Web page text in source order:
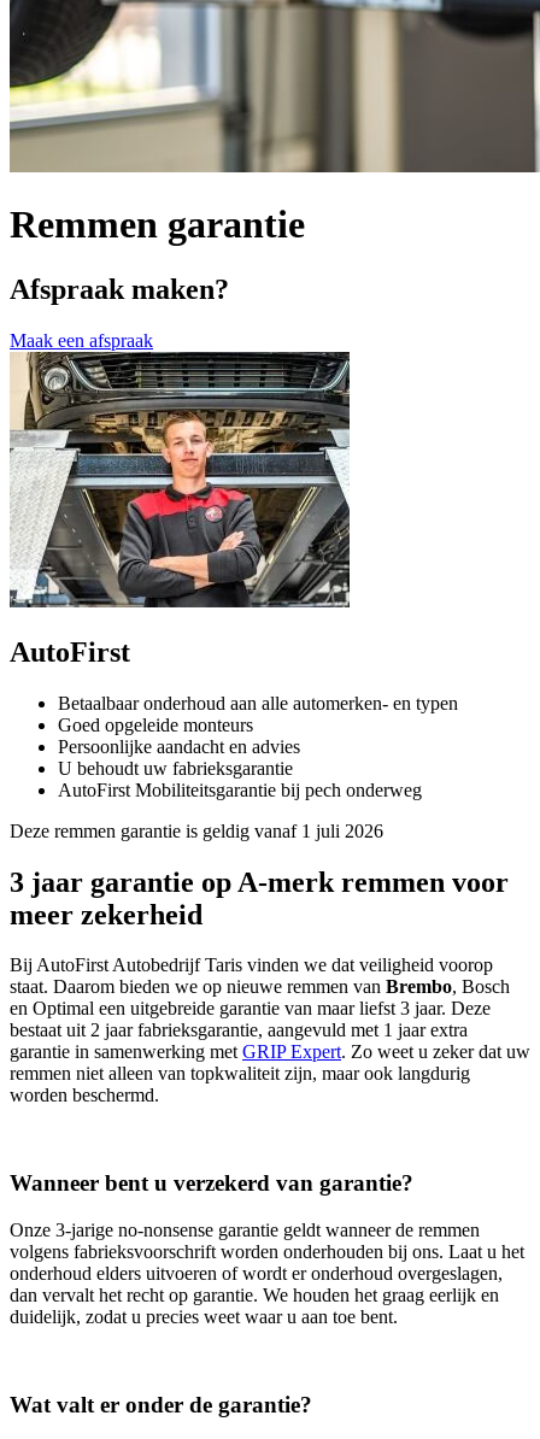
Remmen garantie
Afspraak maken?
Maak een afspraak
AutoFirst
Betaalbaar onderhoud aan alle automerken- en typen
Goed opgeleide monteurs
Persoonlijke aandacht en advies
U behoudt uw fabrieksgarantie
AutoFirst Mobiliteitsgarantie bij pech onderweg
Deze remmen garantie is geldig vanaf 1 juli 2026
3 jaar garantie op A-merk remmen voor
meer zekerheid
Bij AutoFirst Autobedrijf Taris vinden we dat veiligheid voorop
staat. Daarom bieden we op nieuwe remmen van Brembo, Bosch
en Optimal een uitgebreide garantie van maar liefst 3 jaar. Deze
bestaat uit 2 jaar fabrieksgarantie, aangevuld met 1 jaar extra
garantie in samenwerking metGRIP Expert. Zo weet u zeker dat uw
remmen niet alleen van topkwaliteit zijn, maar ook langdurig
worden beschermd.
Wanneer bent u verzekerd van garantie?
Onze 3‑jarige no‑nonsense garantie geldt wanneer de remmen
volgens fabrieksvoorschrift worden onderhouden bij ons. Laat u het
onderhoud elders uitvoeren of wordt er onderhoud overgeslagen,
dan vervalt het recht op garantie. We houden het graag eerlijk en
duidelijk, zodat u precies weet waar u aan toe bent.
Wat valt er onder de garantie?